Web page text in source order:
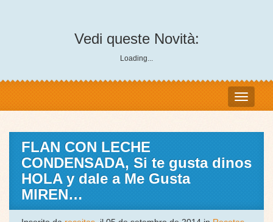
Vedi queste Novità:
Loading...
FLAN CON LECHE
CONDENSADA, Si te gusta dinos
HOLA y dale a Me Gusta
MIREN…